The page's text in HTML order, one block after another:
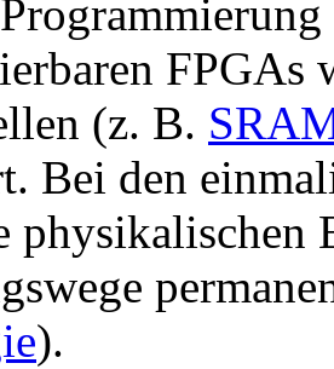
(z. B.
Bei den
physikalischen
).